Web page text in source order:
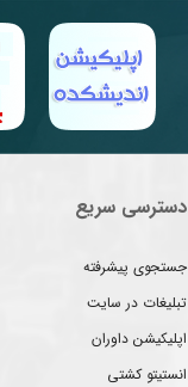
دسترسی سریع
جستجوی پیشرفته
تبلیغات در سایت
اپلیکیشن داوران
انستیتو کشتی